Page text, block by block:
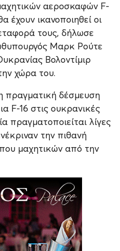
αεροσκαφών F-
έχουν ικανοποιηθεί οι
τους, δήλωσε
Μαρκ Ρούτε
Βολοντίμιρ
χώρα του.
πραγματική δέσμευση
F-16 στις ουκρανικές
πραγματοποιείται λίγες
την πιθανή
μαχητικών από την